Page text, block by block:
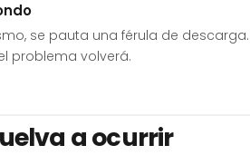
se pauta una férula de
problema volverá.
a ocurrir